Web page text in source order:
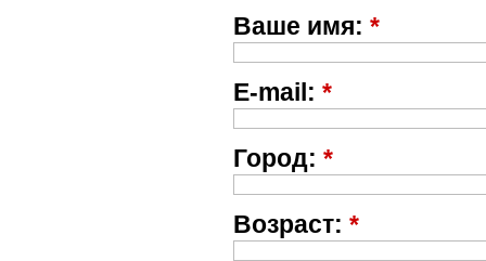
Ваше имя: *
E-mail: *
Город: *
Возраст: *